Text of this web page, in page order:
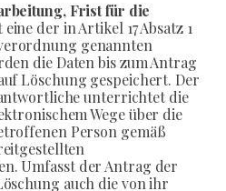
Frist für die
eine der in Artikel 17 Absatz 1
genannten
die Daten bis zum Antrag
Löschung gespeichert. Der
unterrichtet die
Wege über die
Person gemäß
Umfasst der Antrag der
auch die von ihr